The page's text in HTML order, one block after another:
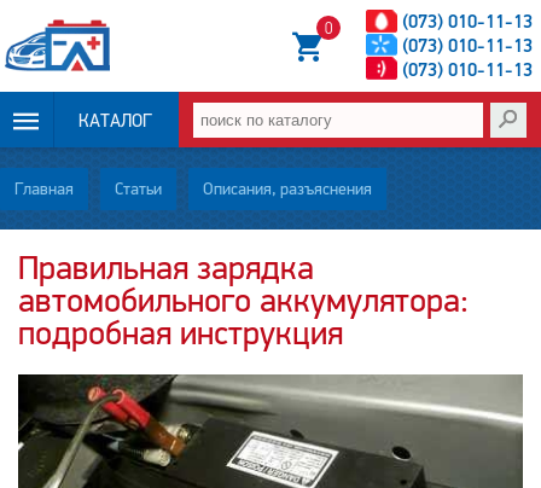
(073) 010-11-13
(073) 010-11-13
(073) 010-11-13
0
КАТАЛОГ
ОПЛАТА И
ДОСТАВКА
НОВОСТИ
СТАТЬИ
О НАС
КОНТАКТЫ
Главная Статьи Описания, разъяснения
Правильная зарядка
автомобильного аккумулятора:
подробная инструкция